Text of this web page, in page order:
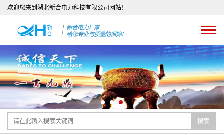
欢迎您来到湖北新合电力科技有限公司网站！
搜索